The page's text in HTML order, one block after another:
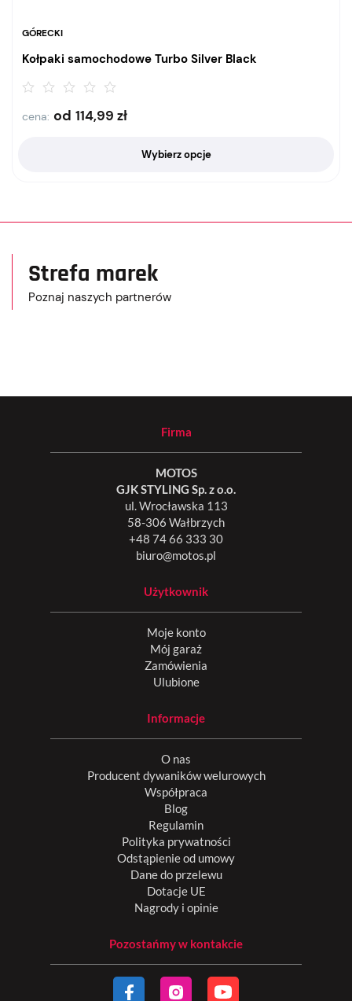
GÓRECKI
Kołpaki samochodowe Turbo Silver Black
cena: od 114,99 zł
Wybierz opcje
Strefa marek
Poznaj naszych partnerów
Firma
MOTOS
GJK STYLING Sp. z o.o.
ul. Wrocławska 113
58-306 Wałbrzych
+48 74 66 333 30
biuro@motos.pl
Użytkownik
Moje konto
Mój garaż
Zamówienia
Ulubione
Informacje
O nas
Producent dywaników welurowych
Współpraca
Blog
Regulamin
Polityka prywatności
Odstąpienie od umowy
Dane do przelewu
Dotacje UE
Nagrody i opinie
Pozostańmy w kontakcie